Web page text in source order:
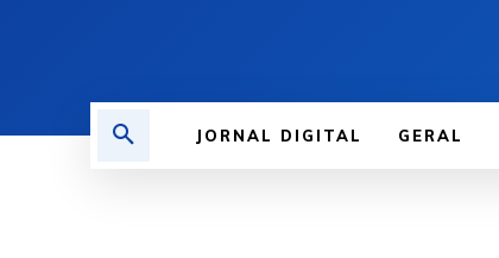
JORNAL DIGITAL GERAL